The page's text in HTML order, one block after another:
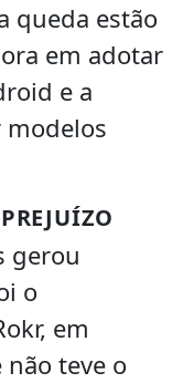
queda estão
em adotar
e a
modelos
gerou
o
em
teve o